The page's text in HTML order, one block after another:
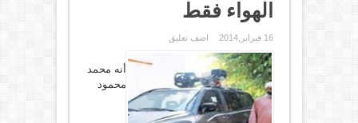
الهواء فقط
16 فبراير,2014 اضف تعليق
أنه محمد
محمود